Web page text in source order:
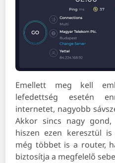
Emellett meg kell
lefedettség esetén
internetet, nagyobb
Akkor sincs nagy
hiszen ezen keresztül
még többet is a router,
biztosítja a megfelelő